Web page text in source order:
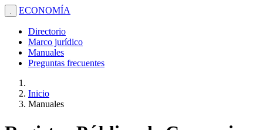
. ECONOMÍA
Directorio
Marco jurídico
Manuales
Preguntas frecuentes
Inicio
Manuales